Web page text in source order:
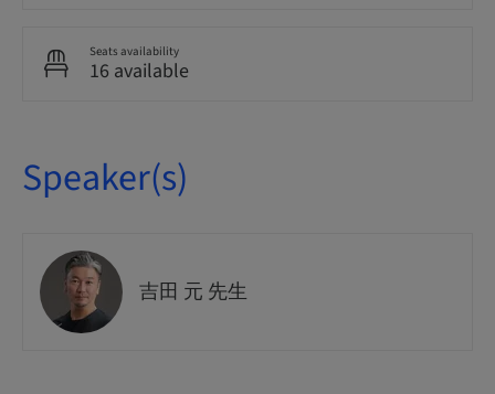
Seats availability
16 available
Speaker(s)
吉田 元 先生